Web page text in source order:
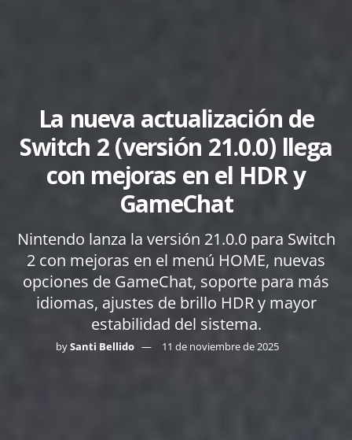
La nueva actualización de
Switch 2 (versión 21.0.0) llega
con mejoras en el HDR y
GameChat
Nintendo lanza la versión 21.0.0 para Switch
2 con mejoras en el menú HOME, nuevas
opciones de GameChat, soporte para más
idiomas, ajustes de brillo HDR y mayor
estabilidad del sistema.
bySanti Bellido 11 de noviembre de 2025